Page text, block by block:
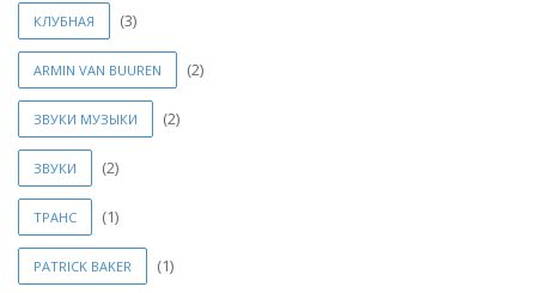
КЛУБНАЯ (3)
ARMIN VAN BUUREN (2)
ЗВУКИ МУЗЫКИ (2)
ЗВУКИ (2)
ТРАНС (1)
PATRICK BAKER (1)